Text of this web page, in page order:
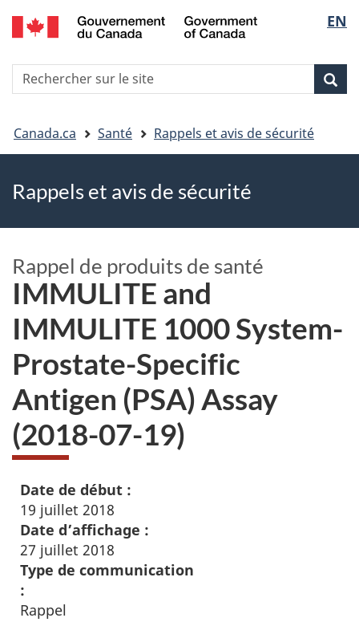
Skip
to
Skip
to
Passer
à
HTML
de
la
EN
Recherche
Vous
êtes
ici
Canada.ca Santé Rappels et avis de sécurité
Rappels et avis de sécurité
Rappel de produits de santé
IMMULITE and
IMMULITE 1000 System-
Prostate-Specific
Antigen (PSA) Assay
(2018-07-19)
Date de début :
19 juillet 2018
Date d’affichage :
27 juillet 2018
Type de communication
:
Rappel